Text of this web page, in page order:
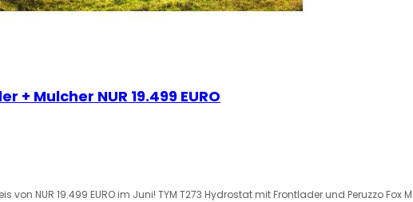
Mulcher NUR 19.499 EURO
NUR 19.499 EURO im Juni! TYM T273 Hydrostat mit Frontlader und Peruzzo